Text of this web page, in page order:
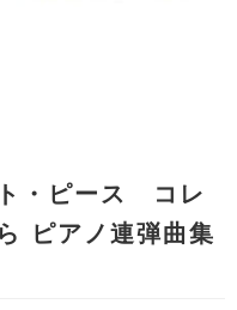
・ピース コレ
ピアノ連弾曲集